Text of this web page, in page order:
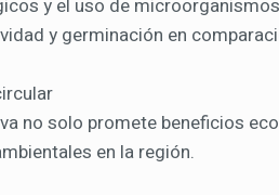
y el uso de
y germinación en
no solo promete beneficios
en la región.